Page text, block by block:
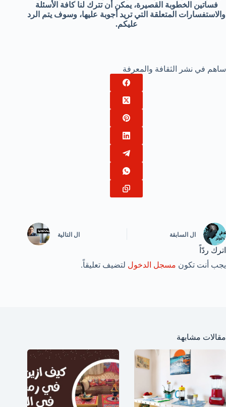
فساتين الخطوبة القصيرة، يمكن أن تترك لنا كافة الأسئلة
والاستفسارات المتعلقة التي تريد أجوبة عليها، وسوف يتم الرد
عليكم.
ساهم في نشر الثقافة والمعرفة
ال السابقة ال التالية
اترك ردّاً
يجب أنت تكون مسجل الدخول لتضيف تعليقاً.
مقالات مشابهة